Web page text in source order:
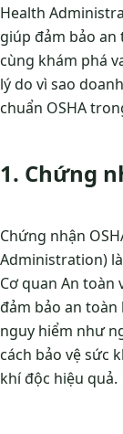
Health
giúp đảm bảo an
cùng khám phá
lý do vì sao
chuẩn OSHA
1. Chứng
Chứng nhận
Administration)
Cơ quan An toàn
đảm bảo an
nguy hiểm như
cách bảo vệ sức
khí độc hiệu quả.